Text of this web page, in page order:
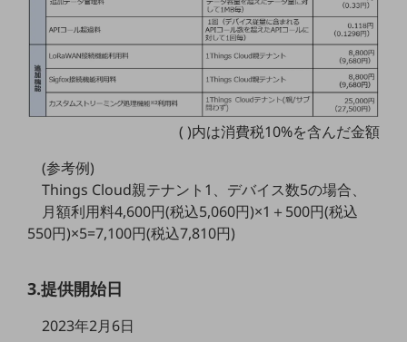
顧客体験（CX）改善
自動化・省電化
人材不足解消
業種・業態で探す
一次産業
医療・介護
モビリティ
( )内は消費税10%を含んだ金額
(参考例)
Things Cloud親テナント1、デバイス数5の場合、
月額利用料4,600円(税込5,060円)×1＋500円(税込
550円)×5=7,100円(税込7,810円)
3.提供開始日
2023年2月6日